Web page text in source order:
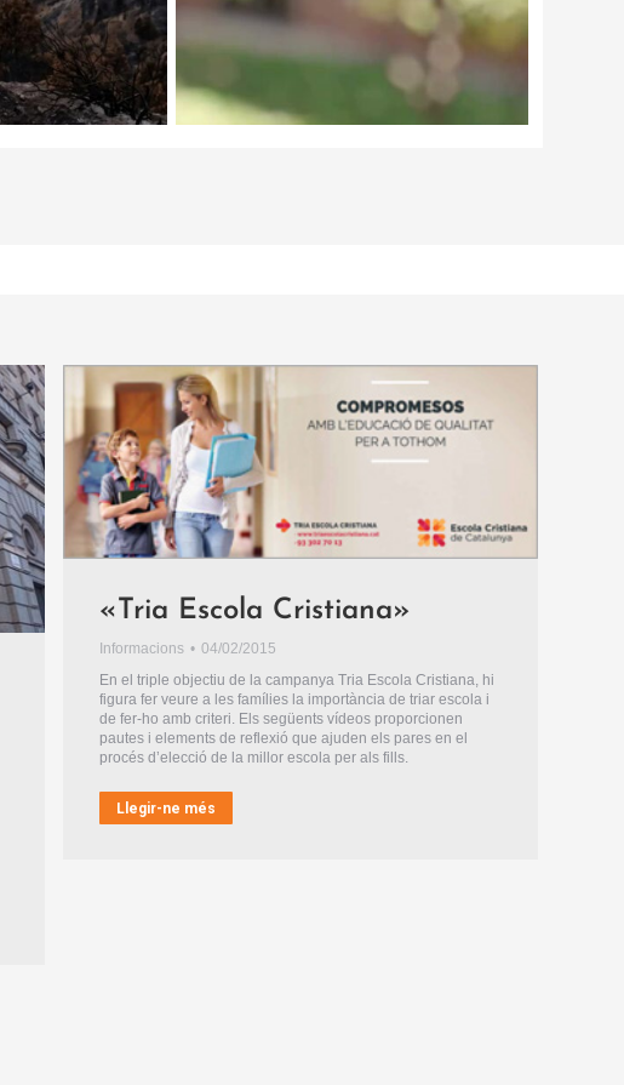
«Tria Escola Cristiana»
Informacions
04/02/2015
En el triple objectiu de la campanya Tria Escola Cristiana, hi
figura fer veure a les famílies la importància de triar escola i
de fer-ho amb criteri. Els següents vídeos proporcionen
pautes i elements de reflexió que ajuden els pares en el
procés d’elecció de la millor escola per als fills.
Llegir-ne més